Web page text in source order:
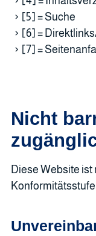
[5] = Suche
[6] =
[7] =
Nicht
Diese Website ist